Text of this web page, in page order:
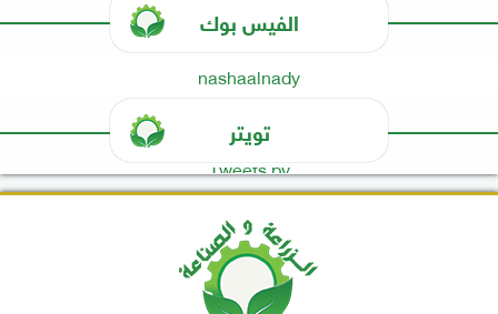
الفيس بوك
nashaalnady
تويتر
Tweets by